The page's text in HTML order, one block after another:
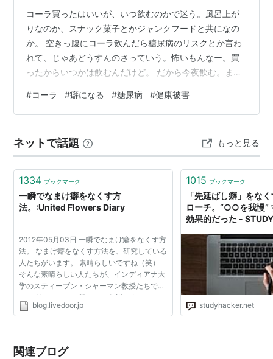
コーラ買ったはいいが、いつ飲むのかで迷う。風呂上が
りなのか、スナック菓子とかジャンクフードと共になの
か。 空きっ腹にコーラ飲んだら糖尿病のリスクとか言わ
れて、じゃあどうすんのさっていう。怖いもんなー。買
ったからいつかは飲むんだけど。 だから今夜飲む。まぁ
うんだけど、こういうのって積み重ねだと思ってる。一
回飲んだ程度では平気だろうけど、それを日常にしてし
いたけど、今は逆。もう怖くて普通のコーラはほとんど
飲んでない。ゼロコーラが不味いのは変わらないけど、
本当は普通のコーラ飲みたいんだけど、健康のこ…
#コーラ #癖になる #糖尿病 #健康被害
ネットで話題 もっと見る
1334 ブックマーク
一瞬でなまけ癖をなくす方
法。:United Flowers Diary
2012年05月03日 一瞬でなまけ癖をなくす方
法。 なまけ癖をなくす方法を、研究している
人たちがいます。 素晴らしいですね（笑）
そんな素晴らしい人たちが、インディアナ大
学のスティーブン・シャーマン教授たちで
す。 彼らは、ある驚くべき仮説をうちたてま
す。 「人がなまけるのは、やるべき作業を、
blog.livedoor.jp
1015 ブックマーク
「先延ばし癖」をな
ローチ。“○○を我慢”
効果的だった -
＆英語学習
studyhacker.net
関連ブログ